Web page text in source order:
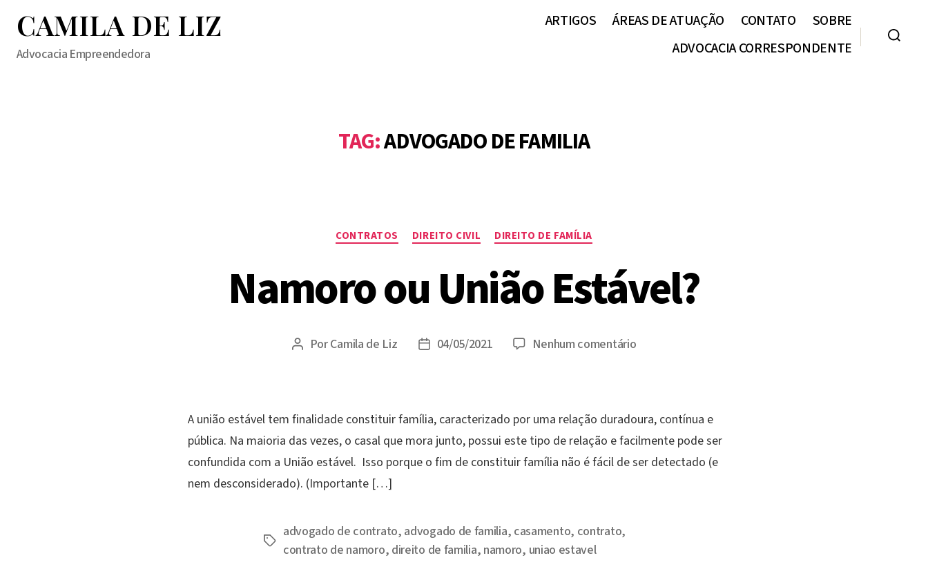
CAMILA DE LIZ
Advocacia Empreendedora
ARTIGOS ÁREAS DE ATUAÇÃO CONTATO
SOBRE
ADVOCACIA CORRESPONDENTE
TAG:ADVOGADO DE FAMILIA
Categorias
CONTRATOS DIREITO CIVIL DIREITO DE FAMÍLIA
Namoro ou União Estável?
Autor
PorCamila de Liz
Data04/05/2021 Nenhum comentárioem
Estável?
A união estável tem finalidade constituir família, caracterizado por uma relação duradoura, contínua e
pública. Na maioria das vezes, o casal que mora junto, possui este tipo de relação e facilmente pode ser
confundida com a União estável. Isso porque o fim de constituir família não é fácil de ser detectado (e
nem desconsiderado). (Importante […]
Tags
advogado de contrato, advogado de familia, casamento, contrato,
contrato de namoro, direito de familia, namoro, uniao estavel